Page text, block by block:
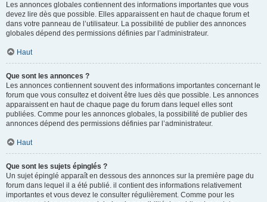
Les annonces globales contiennent des informations importantes que vous
devez lire dès que possible. Elles apparaissent en haut de chaque forum et
dans votre panneau de l’utilisateur. La possibilité de publier des annonces
globales dépend des permissions définies par l’administrateur.
Haut
Que sont les annonces ?
Les annonces contiennent souvent des informations importantes concernant le
forum que vous consultez et doivent être lues dès que possible. Les annonces
apparaissent en haut de chaque page du forum dans lequel elles sont
publiées. Comme pour les annonces globales, la possibilité de publier des
annonces dépend des permissions définies par l’administrateur.
Haut
Que sont les sujets épinglés ?
Un sujet épinglé apparaît en dessous des annonces sur la première page du
forum dans lequel il a été publié. il contient des informations relativement
importantes et vous devez le consulter régulièrement. Comme pour les